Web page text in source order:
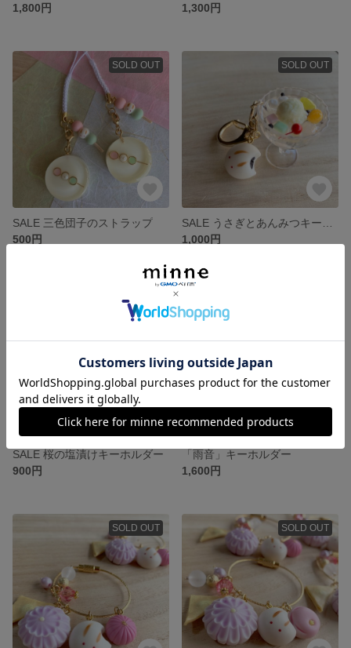
1,800円
1,300円
SOLD OUT
SALE 三色団子のストラップ
500円
SOLD OUT
1,000円
SALE 桜の塩漬けキーホルダー
900円
「雨音」キーホルダー
1,600円
SOLD OUT SOLD OUT